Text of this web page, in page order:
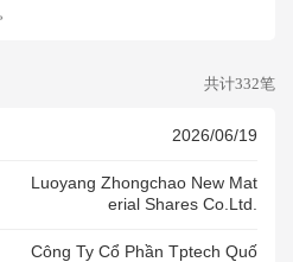
共计332笔
2026/06/19
Luoyang Zhongchao New Mat
Erial Shares Co.ltd.
Công Ty Cổ Phần Tptech Quố